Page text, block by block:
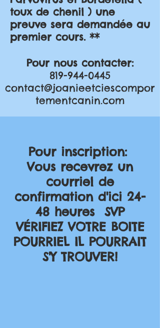
toux de chenil ) une
preuve sera demandée au
premier cours. **
Pour nous contacter:
819-944-0445
contact@joanieetciescompor
tementcanin.com
Pour inscription:
Vous recevrez un
courriel de
confirmation d'ici 24-
48 heures SVP
VÉRIFIEZ VOTRE BOITE
POURRIEL IL POURRAIT
S'Y TROUVER!